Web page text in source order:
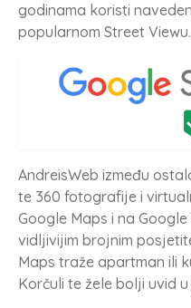
godinama koristi
popularnom Street Viewu.
AndreisWeb između
te 360 fotografije i
Google Maps i na
vidljivijim brojnim
Maps traže apartman ili
Korčuli te žele bolji uvid